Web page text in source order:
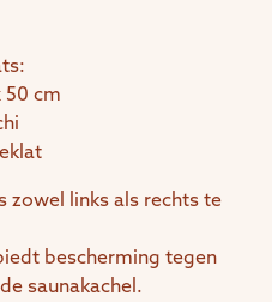
50 cm
zowel links als rechts te
bescherming tegen
saunakachel.